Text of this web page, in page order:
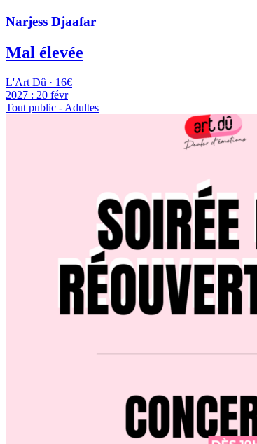
Narjess Djaafar
Mal élevée
L'Art Dû · 16€
2027 : 20 févr
Tout public - Adultes